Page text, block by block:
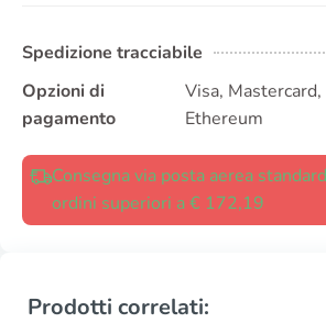
Spedizione tracciabile
Opzioni di
pagamento
Visa,
Ethereum
Consegna via posta aerea
ordini superiori a € 172,19
Prodotti correlati: